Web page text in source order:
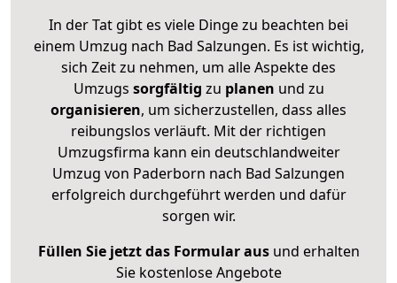
In der Tat gibt es viele Dinge zu beachten bei
einem Umzug nach Bad Salzungen. Es ist wichtig,
sich Zeit zu nehmen, um alle Aspekte des
Umzugs sorgfältig zu planen und zu
organisieren, um sicherzustellen, dass alles
reibungslos verläuft. Mit der richtigen
Umzugsfirma kann ein deutschlandweiter
Umzug von Paderborn nach Bad Salzungen
erfolgreich durchgeführt werden und dafür
sorgen wir.
Füllen Sie jetzt das Formular ausund erhalten
Sie kostenlose Angebote